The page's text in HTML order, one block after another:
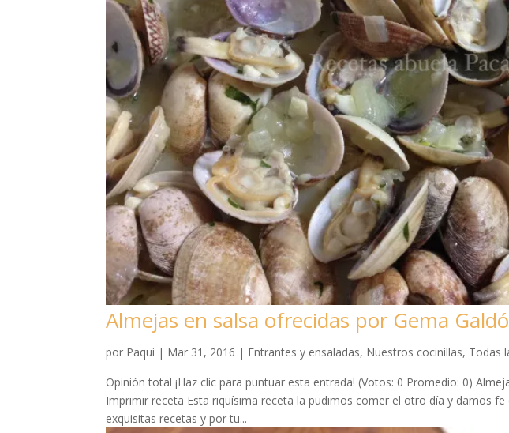
Almejas en salsa ofrecidas por Gema
por Paqui | Mar 31, 2016 | Entrantes y ensaladas, Nuestros cocinillas, Todas
Opinión total ¡Haz clic para puntuar esta entrada! (Votos: 0 Promedio: 0)
Imprimir receta Esta riquísima receta la pudimos comer el otro día y damos fe
exquisitas recetas y por tu...